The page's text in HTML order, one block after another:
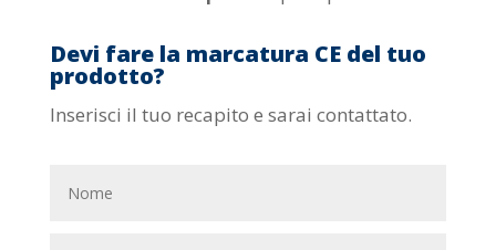
Devi fare la marcatura CE del tuo
prodotto?
Inserisci il tuo recapito e sarai contattato.